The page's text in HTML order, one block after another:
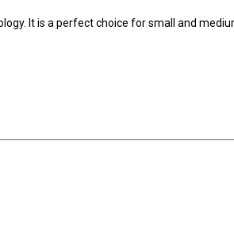
It is a perfect choice for small and